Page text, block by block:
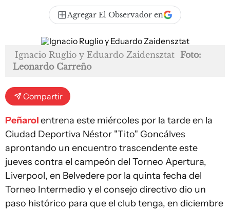
Agregar El Observador en
Ignacio Ruglio y Eduardo Zaidensztat Foto:
Leonardo Carreño
Compartir
Peñarolentrena este miércoles por la tarde en la
Ciudad Deportiva Néstor "Tito" Goncálves
aprontando un encuentro trascendente este
jueves contra el campeón del Torneo Apertura,
Liverpool, en Belvedere por la quinta fecha del
Torneo Intermedio y el consejo directivo dio un
paso histórico para que el club tenga, en diciembre